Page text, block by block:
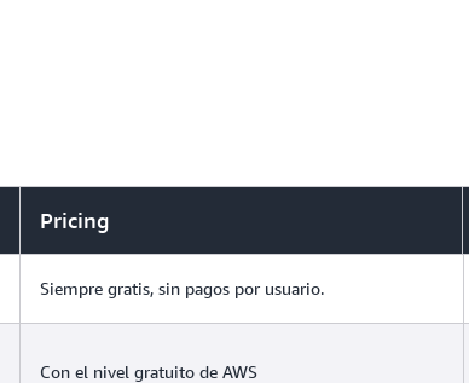
Pricing
Siempre gratis, sin pagos por usuario.
Con el nivel gratuito de AWS